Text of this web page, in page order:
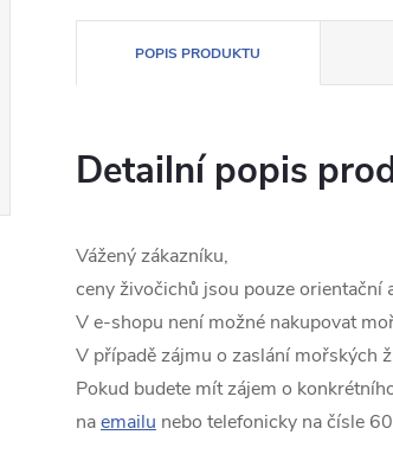
POPIS PRODUKTU
Detailní popis
Vážený zákazníku,
ceny živočichů jsou pouze orientační
V e-shopu není možné nakupovat
V případě zájmu o zaslání mořských
Pokud budete mít zájem o
naemailu nebo telefonicky na čísle